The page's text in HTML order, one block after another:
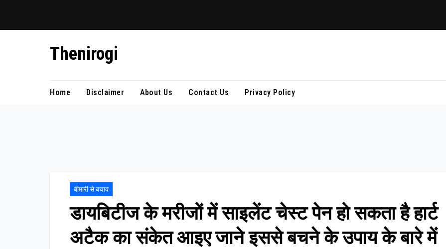
Thenirogi
Home Disclaimer About Us Contact Us Privacy Policy
बीमारी से बचाव
डायबिटीज के मरीजों में साइलेंट चेस्ट पेन हो सकता है हार्ट
अटैक का संकेत आइए जाने इससे बचने के उपाय के बारे में